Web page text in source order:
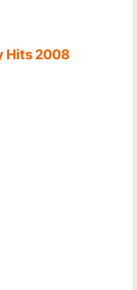
Hits 2008